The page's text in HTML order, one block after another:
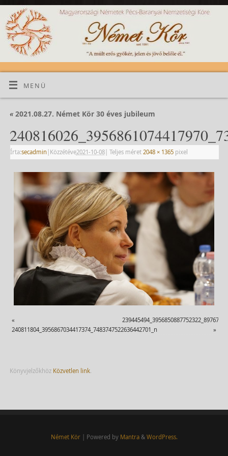
MENÜ
«2021.08.27. Német Kör 30 éves jubileum
Írta:secadmin | Közzétéve2021-10-08| Teljes méret 2048 × 1365pixel
«
240811804_3956867034417374_7483747522636442701_n
»
Könyvjelzőkhöz Közvetlen link.
Német Kör| Powered by Mantra& WordPress.